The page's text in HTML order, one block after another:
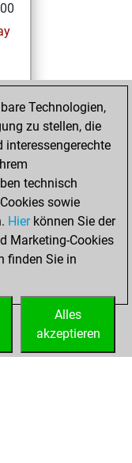
a
Technologien,
zu stellen, die
interessengerechte
technisch
sowie
Hierkönnen Sie der
Marketing-Cookies
finden Sie in
Alles
akzeptieren